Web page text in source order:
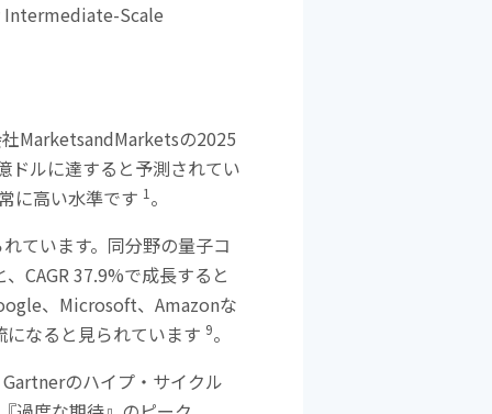
Intermediate-Scale
MarketsandMarketsの2025
ドルに達すると予測されてい
に高い水準です 1 。
ています。同分野の量子コ
CAGR 37.9%で成長すると
、 Microsoft、 Amazonな
になると見られています 9。
Gartnerのハイプ・サイクル